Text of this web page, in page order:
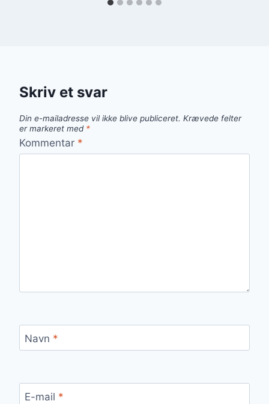
Skriv et svar
Din e-mailadresse vil ikke blive publiceret. Krævede felter
er markeret med *
Kommentar *
Navn *
E-mail *